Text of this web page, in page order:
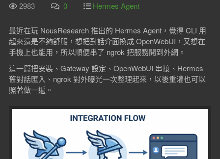
2983 0 Hermes Agent
最近在玩 NousResearch 推出的 Hermes Agent，覺得 CLI 用
起來還是不夠舒服，想把對話介面換成 OpenWebUI，又想在
手機上也能用，所以順便串了 ngrok 把服務開到外網。
這一篇把安裝、Gateway 設定、OpenWebUI 串接、Hermes
舊對話匯入、ngrok 對外曝光一次整理起來，以後重灌也可以
照著做一遍。